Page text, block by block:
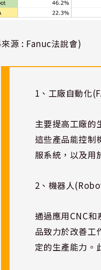
源 : Fanuc法說會)
1、工廠自動化
主要提高工廠的
這些產品能控制
服系統，以及用
2、機器人
通過應用CNC
品致力於改善工
定的生產能力。